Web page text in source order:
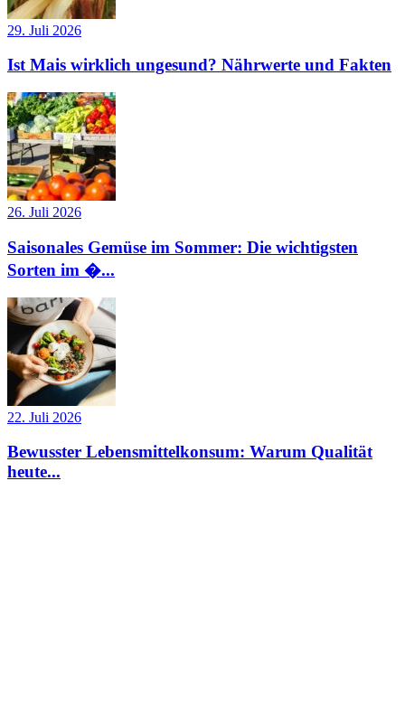
29. Juli 2026
Ist Mais wirklich ungesund? Nährwerte und Fakten
26. Juli 2026
Saisonales Gemüse im Sommer: Die wichtigsten
Sorten im �...
22. Juli 2026
Bewusster Lebensmittelkonsum: Warum Qualität
heute...